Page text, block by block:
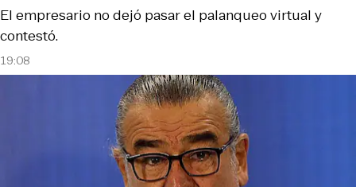
19:08
El empresario no dejó pasar el palanqueo virtual y
contestó.